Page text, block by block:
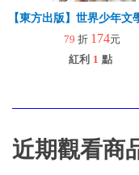
【東方出版】世界少年
79 折 174元
紅利 1 點
近期觀看商